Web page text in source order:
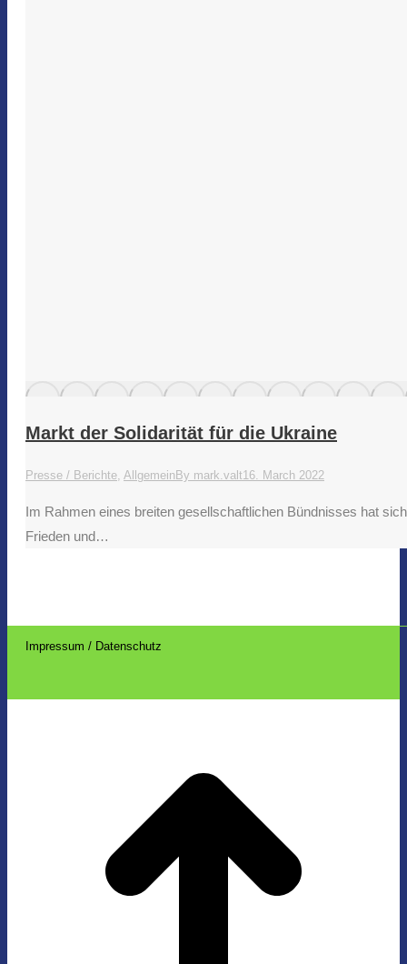
Markt der Solidarität für die Ukraine
Presse / Berichte, AllgemeinBy mark.valt16. March 2022
Im Rahmen eines breiten gesellschaftlichen Bündnisses hat
Frieden und…
Impressum / Datenschutz